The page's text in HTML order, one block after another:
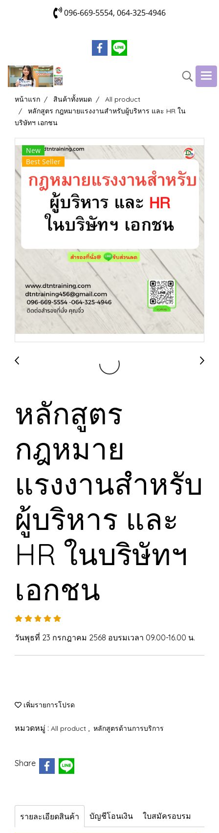
096-669-5554, 064-325-4946
หน้าแรก สินค้าทั้งหมด
All product
หลักสูตร กฎหมายแรงงานสำหรับผู้บริหาร และ HR ใน
บริษัทฯ เอกชน
New
Best Seller
หลักสูตร
กฎหมาย
แรงงานสำหรับ
ผู้บริหาร และ
HR ในบริษัทฯ
เอกชน
วันพุธที่ 23 กรกฎาคม 2568 อบรมเวลา 09.00-16.00 น.
เพิ่มรายการโปรด
หมวดหมู่ : All product , หลักสูตรด้านการบริการ
Share
รายละเอียดสินค้า บัญชีโอนเงิน ใบสมัครอบรม